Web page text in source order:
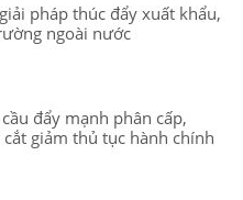
pháp thúc đẩy xuất khẩu,
ngoài nước
đẩy mạnh phân cấp,
giảm thủ tục hành chính